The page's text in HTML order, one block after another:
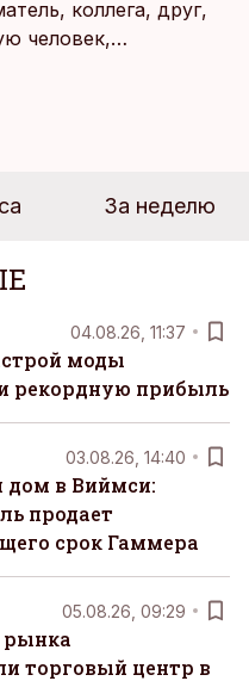
коллега, друг,
человек,
все чаще ждут не
просто быть здесь
все
и за все отвечать
За неделю
04.08.26, 11:37
моды
рекордную прибыль
03.08.26, 14:40
дом в Виймси:
продает
срок Гаммера
05.08.26, 09:29
рынка
торговый центр в